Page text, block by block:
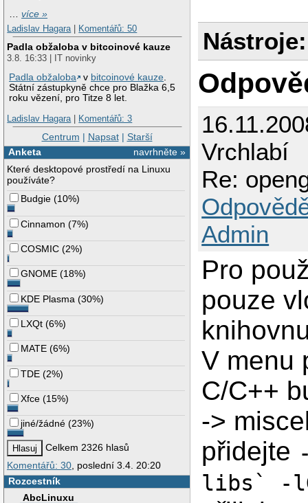
…více »
Ladislav Hagara| Komentářů: 50
Padla obžaloba v bitcoinové kauze
3.8. 16:33 | IT novinky
Padla obžaloba
v bitcoinové kauze.
Státní zástupkyně chce pro Blažka 6,5
roku vězení, pro Titze 8 let.
Ladislav Hagara| Komentářů: 3
Centrum | Napsat| Starší
navrhněte »
Anketa
Které desktopové prostředí na Linuxu
používáte?
Budgie (10%)
Cinnamon (7%)
COSMIC (2%)
GNOME (18%)
KDE Plasma (30%)
LXQt (6%)
MATE (6%)
TDE (2%)
Xfce (15%)
jiné/žádné (23%)
Celkem 2326 hlasů
Komentářů: 30 , poslední 3.4. 20:20
Rozcestník
AbcLinuxu
Nástroje:
Vrchlabí
Re:
Admin
Pro
pouze
V menu
C/C++
->
přidejte
libs` -